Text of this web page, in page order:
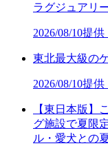
ラグジュアリ
2026/08/10提供
東北最大級の
2026/08/10提供
【東日本版】
グ施設で夏限
ル・愛犬との